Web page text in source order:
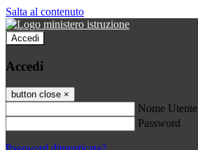
Salta al contenuto
Accedi
Accedi
button close ×
Nome Utente
Password